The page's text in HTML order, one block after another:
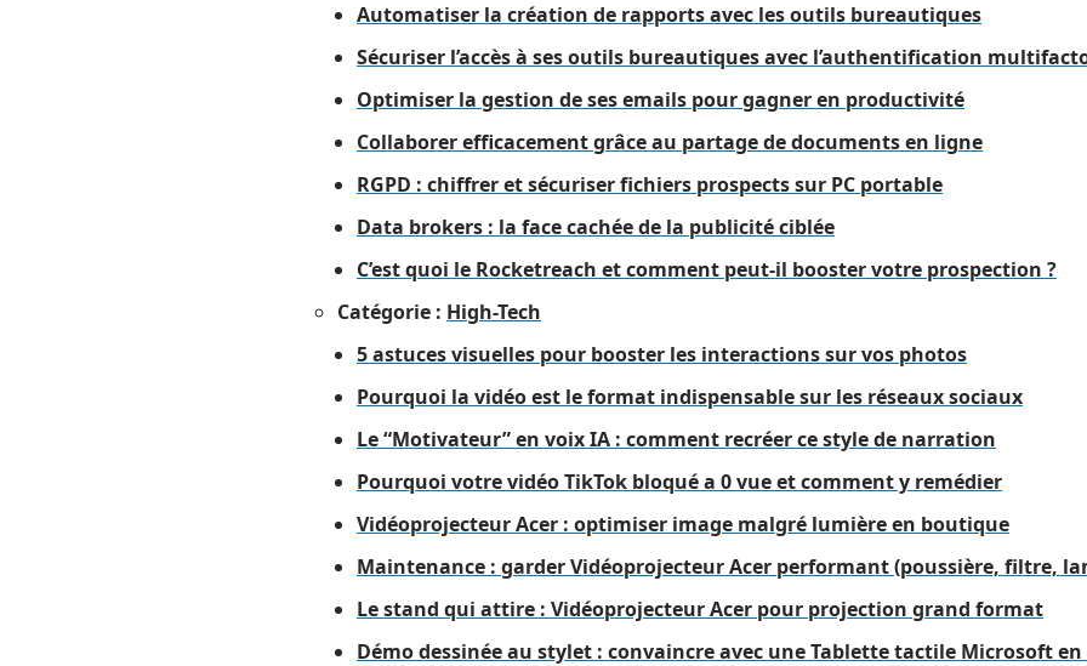
Automatiser la création de rapports avec les outils bureautiques
Sécuriser l’accès à ses outils bureautiques avec l’authentification
Optimiser la gestion de ses emails pour gagner en productivité
Collaborer efficacement grâce au partage de documents en ligne
RGPD : chiffrer et sécuriser fichiers prospects sur PC portable
Data brokers : la face cachée de la publicité ciblée
C’est quoi le Rocketreach et comment peut-il booster votre prospection ?
Catégorie : High-Tech
5 astuces visuelles pour booster les interactions sur vos photos
Pourquoi la vidéo est le format indispensable sur les réseaux sociaux
Le “Motivateur” en voix IA : comment recréer ce style de narration
Pourquoi votre vidéo TikTok bloqué a 0 vue et comment y remédier
Vidéoprojecteur Acer : optimiser image malgré lumière en boutique
Maintenance : garder Vidéoprojecteur Acer performant (poussière, filtre,
Le stand qui attire : Vidéoprojecteur Acer pour projection grand format
Démo dessinée au stylet : convaincre avec une Tablette tactile Microsoft en